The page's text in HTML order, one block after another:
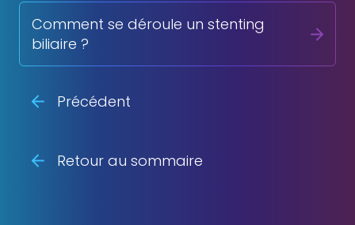
Comment se déroule un stenting
biliaire ?
Précédent
Retour au sommaire